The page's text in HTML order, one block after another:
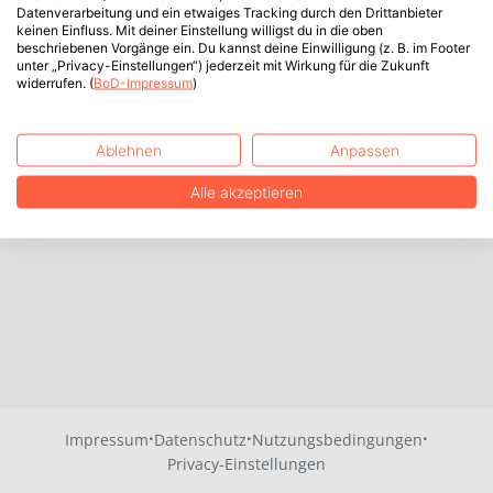
Impressum·Datenschutz·Nutzungsbedingungen·
Privacy-Einstellungen
Datenverarbeitung und ein etwaiges Tracking durch den Drittanbieter
keinen Einfluss. Mit deiner Einstellung willigst du in die oben
beschriebenen Vorgänge ein. Du kannst deine Einwilligung (z. B. im Footer
unter „Privacy-Einstellungen“) jederzeit mit Wirkung für die Zukunft
widerrufen. (BoD-Impressum)
Ablehnen Anpassen
Alle akzeptieren